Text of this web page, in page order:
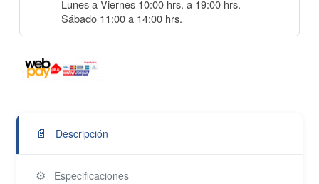
Lunes a Viernes 10:00 hrs. a 19:00 hrs.
Sábado 11:00 a 14:00 hrs.
📄 Descripción
⚙️ Especificaciones